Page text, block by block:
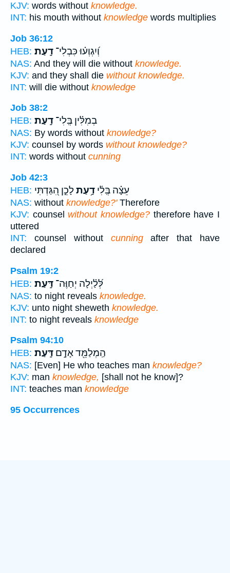
KJV: words without knowledge.
INT: his mouth without knowledge words multiplies
Job 36:12
HEB:
וְ֝יִגְוְע֗וּ כִּבְלִי־ דָֽעַת׃
NAS: And they will die without knowledge.
KJV: and they shall die without knowledge.
INT: will die without knowledge
Job 38:2
HEB:
בְמִלִּ֗ין בְּֽלִי־ דָֽעַת׃
NAS: By words without knowledge?
KJV: counsel by words without knowledge?
INT: words without cunning
Job 42:3
HEB:
עֵצָ֗ה בְּֽלִ֫י דָ֥עַתלָכֵ֣ן הִ֭גַּדְתִּי
NAS: without knowledge?'Therefore
KJV: counsel without knowledge? therefore have I
uttered
INT: counsel without cunningafter that have
declared
Psalm 19:2
HEB:
לְּ֝לַ֗יְלָה יְחַוֶּה־ דָּֽעַת׃
NAS: to night reveals knowledge.
KJV: unto night sheweth knowledge.
INT: to night reveals knowledge
Psalm 94:10
HEB:
הַֽמְלַמֵּ֖ד אָדָ֣ם דָּֽעַת׃
NAS: [Even] He who teaches man knowledge?
KJV: man knowledge, [shall not he know]?
INT: teaches man knowledge
95 Occurrences